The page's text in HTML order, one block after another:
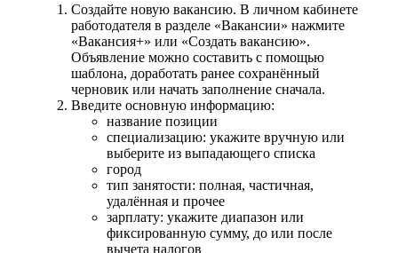
Создайте новую вакансию. В личном кабинете
работодателя в разделе «Вакансии» нажмите
«Вакансия+» или «Создать вакансию».
Объявление можно составить с помощью
шаблона, доработать ранее сохранённый
черновик или начать заполнение сначала.
Введите основную информацию:
название позиции
специализацию: укажите вручную или
выберите из выпадающего списка
город
тип занятости: полная, частичная,
удалённая и прочее
зарплату: укажите диапазон или
фиксированную сумму, до или после
вычета налогов